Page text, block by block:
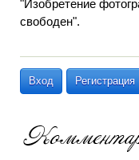
"Изобретение
свободен".
Вход Регистрация